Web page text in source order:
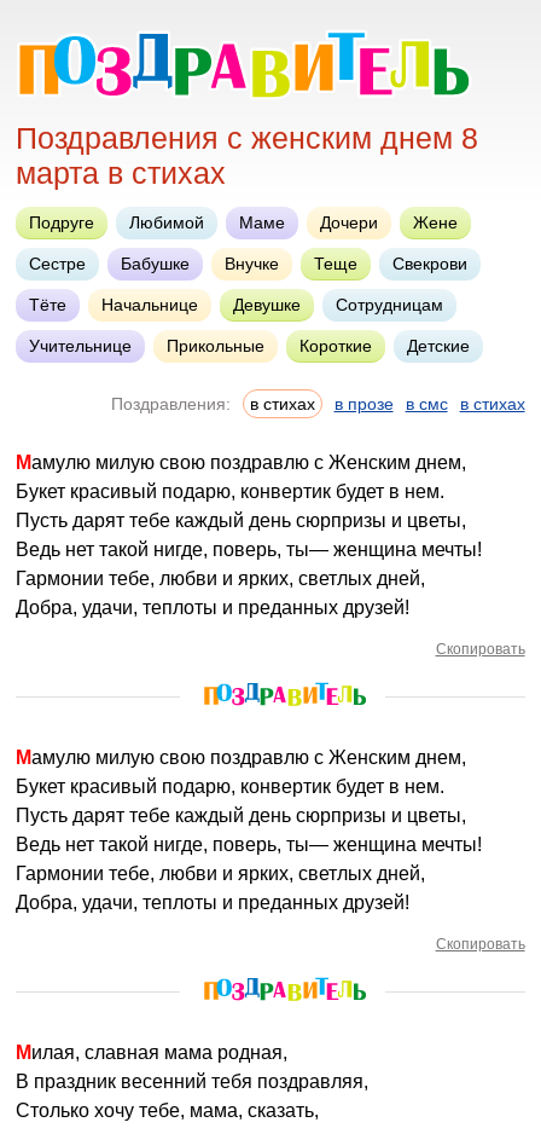
Поздравления с женским днем 8
марта в стихах
Подруге Любимой Маме Дочери Жене
Сестре Бабушке Внучке Теще Свекрови
Тёте Начальнице Девушке Сотрудницам
Учительнице Прикольные Короткие Детские
Поздравления: в стихах в прозе в смс в стихах
Мамулю милую свою поздравлю с Женским днем,
Букет красивый подарю, конвертик будет в нем.
Пусть дарят тебе каждый день сюрпризы и цветы,
Ведь нет такой нигде, поверь, ты— женщина мечты!
Гармонии тебе, любви и ярких, светлых дней,
Добра, удачи, теплоты и преданных друзей!
Скопировать
Мамулю милую свою поздравлю с Женским днем,
Букет красивый подарю, конвертик будет в нем.
Пусть дарят тебе каждый день сюрпризы и цветы,
Ведь нет такой нигде, поверь, ты— женщина мечты!
Гармонии тебе, любви и ярких, светлых дней,
Добра, удачи, теплоты и преданных друзей!
Скопировать
Милая, славная мама родная,
В праздник весенний тебя поздравляя,
Столько хочу тебе, мама, сказать,